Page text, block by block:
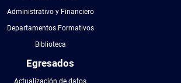
Administrativo y Financiero
Departamentos Formativos
Biblioteca
Egresados